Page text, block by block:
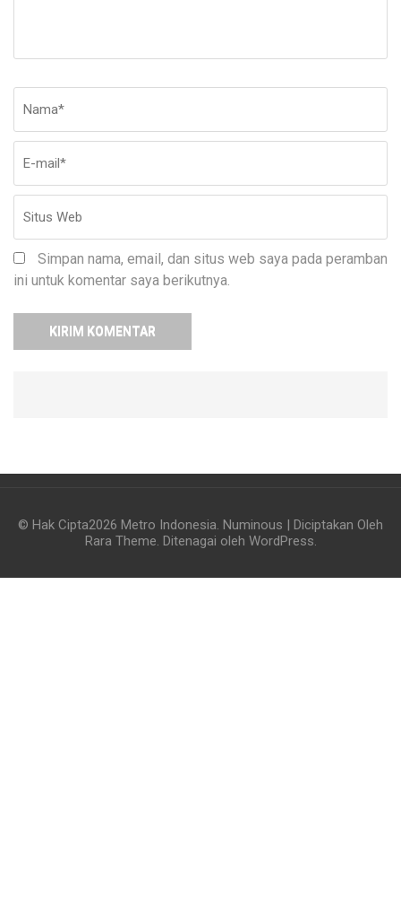
Simpan nama, email, dan situs web saya pada peramban
ini untuk komentar saya berikutnya.
© Hak Cipta2026 Metro Indonesia. Numinous | Diciptakan Oleh
Rara Theme. Ditenagai oleh WordPress.